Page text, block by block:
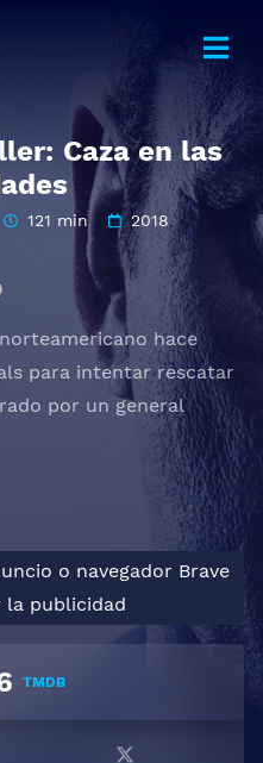
Caza en las
121 min
2018
hace
para intentar rescatar
por un general
o navegador Brave
la publicidad
TMDB